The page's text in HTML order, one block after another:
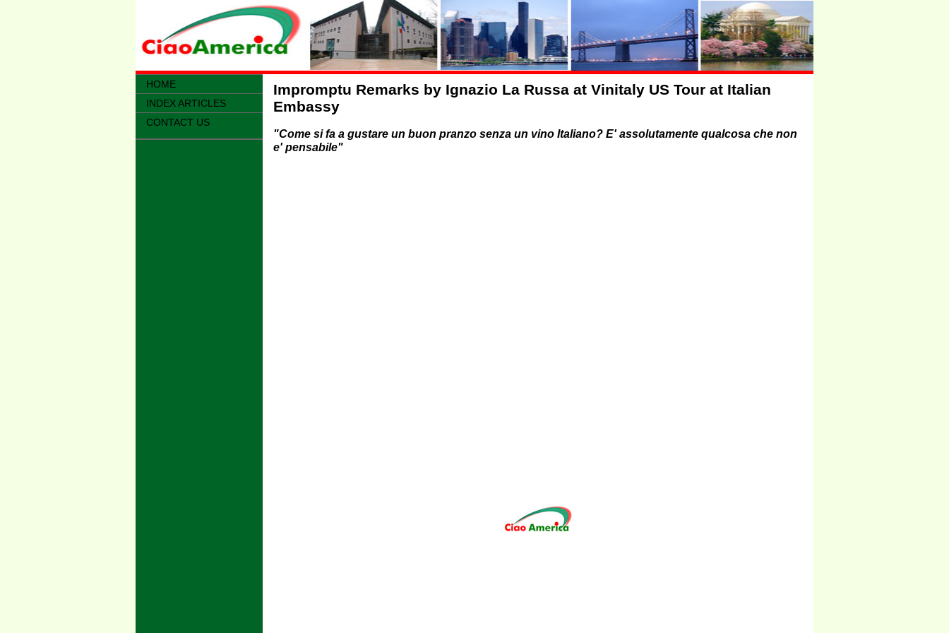
HOME
INDEX ARTICLES
CONTACT US
Impromptu Remarks by Ignazio La Russa at Vinitaly US Tour at Italian
Embassy
"Come si fa a gustare un buon pranzo senza un vino Italiano? E' assolutamente qualcosa che non
e' pensabile"